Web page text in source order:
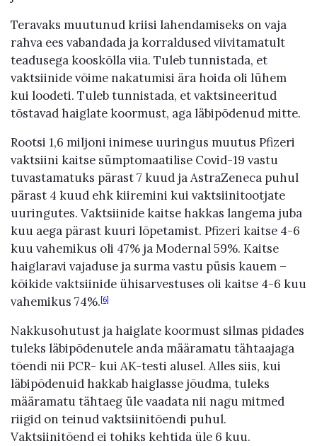
Teravaks muutunud kriisi lahendamiseks on vaja
rahva ees vabandada ja korraldused viivitamatult
teadusega kooskõlla viia. Tuleb tunnistada, et
vaktsiinide võime nakatumisi ära hoida oli lühem
kui loodeti. Tuleb tunnistada, et vaktsineeritud
tõstavad haiglate koormust, aga läbipõdenud mitte.
Rootsi 1,6 miljoni inimese uuringus muutus Pfizeri
vaktsiini kaitse sümptomaatilise Covid-19 vastu
tuvastamatuks pärast 7 kuud ja AstraZeneca puhul
pärast 4 kuud ehk kiiremini kui vaktsiinitootjate
uuringutes. Vaktsiinide kaitse hakkas langema juba
kuu aega pärast kuuri lõpetamist. Pfizeri kaitse 4-6
kuu vahemikus oli 47% ja Modernal 59%. Kaitse
haiglaravi vajaduse ja surma vastu püsis kauem –
kõikide vaktsiinide ühisarvestuses oli kaitse 4-6 kuu
vahemikus 74%.[6]
Nakkusohutust ja haiglate koormust silmas pidades
tuleks läbipõdenutele anda määramatu tähtaajaga
tõendi nii PCR- kui AK-testi alusel. Alles siis, kui
läbipõdenuid hakkab haiglasse jõudma, tuleks
määramatu tähtaeg üle vaadata nii nagu mitmed
riigid on teinud vaktsiinitõendi puhul.
Vaktsiinitõend ei tohiks kehtida üle 6 kuu.